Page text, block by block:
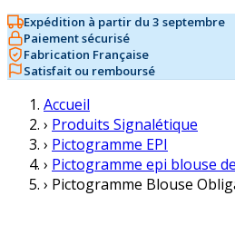
Expédition à partir du 3 septembre
Paiement sécurisé
Fabrication Française
Satisfait ou remboursé
Accueil
› Produits Signalétique
› Pictogramme EPI
› Pictogramme epi blouse
› Pictogramme Blouse